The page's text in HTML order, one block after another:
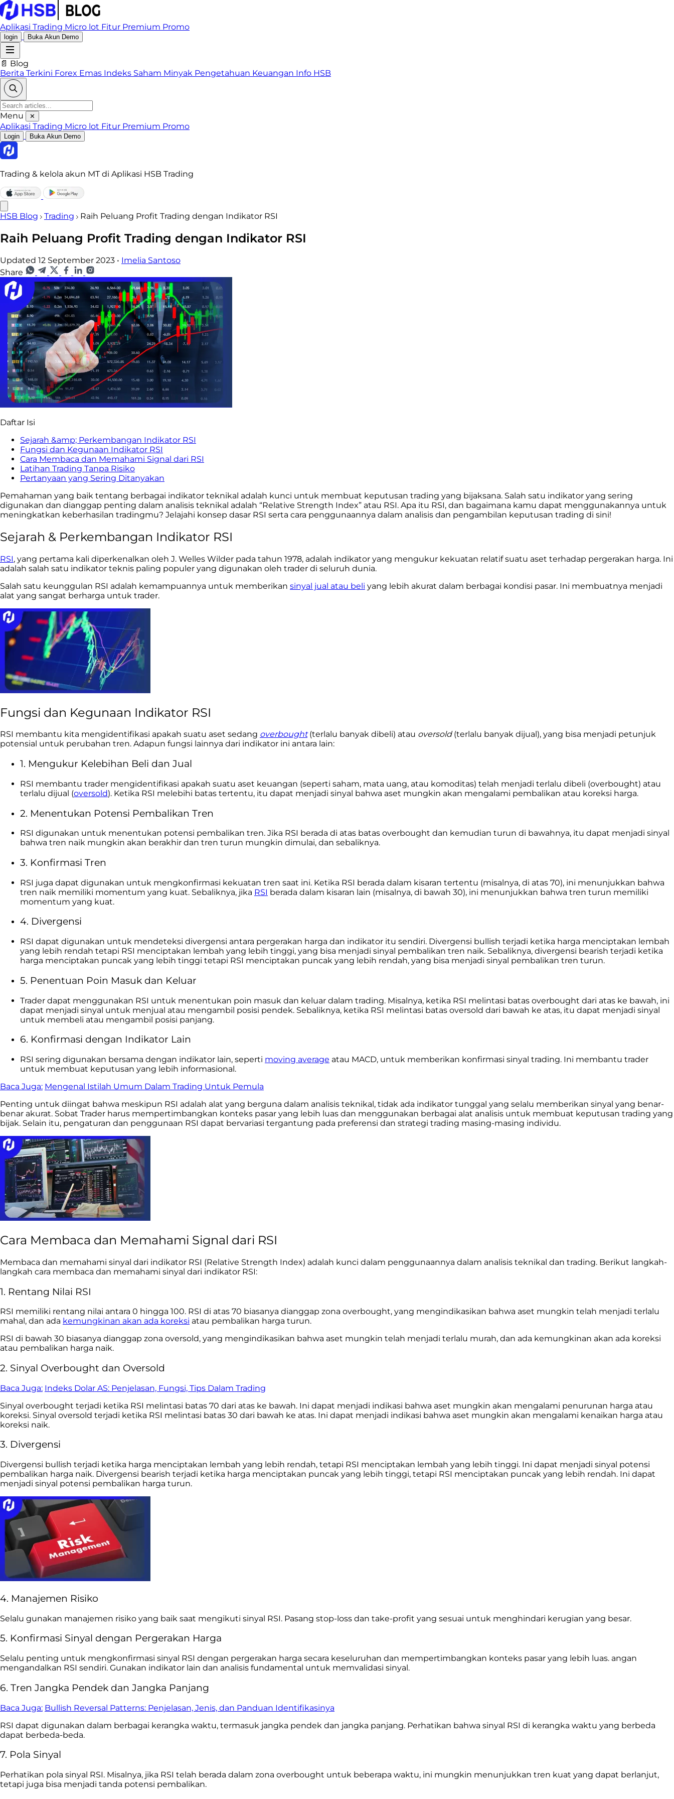
Aplikasi Trading Micro lot Fitur Premium Promo
login Buka Akun Demo
📄 Blog
Berita Terkini Forex Emas Indeks Saham Minyak Pengetahuan Keuangan Info HSB
Menu ✕
Aplikasi Trading Micro lot Fitur Premium Promo
Login Buka Akun Demo
Trading & kelola akun MT di Aplikasi HSB Trading
HSB Blog Trading Raih Peluang Profit Trading dengan Indikator RSI
Raih Peluang Profit Trading dengan Indikator RSI
Updated 12 September 2023 • Imelia Santoso
Share
Daftar Isi
Sejarah &amp; Perkembangan Indikator RSI
Fungsi dan Kegunaan Indikator RSI
Cara Membaca dan Memahami Signal dari RSI
Latihan Trading Tanpa Risiko
Pertanyaan yang Sering Ditanyakan
Pemahaman yang baik tentang berbagai indikator teknikal adalah kunci untuk membuat keputusan trading yang bijaksana. Salah satu indikator yang sering
digunakan dan dianggap penting dalam analisis teknikal adalah “Relative Strength Index” atau RSI. Apa itu RSI, dan bagaimana kamu dapat menggunakannya untuk
meningkatkan keberhasilan tradingmu? Jelajahi konsep dasar RSI serta cara penggunaannya dalam analisis dan pengambilan keputusan trading di sini!
Sejarah & Perkembangan Indikator RSI
RSI, yang pertama kali diperkenalkan oleh J. Welles Wilder pada tahun 1978, adalah indikator yang mengukur kekuatan relatif suatu aset terhadap pergerakan harga. Ini
adalah salah satu indikator teknis paling populer yang digunakan oleh trader di seluruh dunia.
Salah satu keunggulan RSI adalah kemampuannya untuk memberikan sinyal jual atau beli yang lebih akurat dalam berbagai kondisi pasar. Ini membuatnya menjadi
alat yang sangat berharga untuk trader.
Fungsi dan Kegunaan Indikator RSI
RSI membantu kita mengidentifikasi apakah suatu aset sedang overbought(terlalu banyak dibeli) atau oversold(terlalu banyak dijual), yang bisa menjadi petunjuk
potensial untuk perubahan tren. Adapun fungsi lainnya dari indikator ini antara lain:
1. Mengukur Kelebihan Beli dan Jual
RSI membantu trader mengidentifikasi apakah suatu aset keuangan (seperti saham, mata uang, atau komoditas) telah menjadi terlalu dibeli (overbought) atau
terlalu dijual (oversold). Ketika RSI melebihi batas tertentu, itu dapat menjadi sinyal bahwa aset mungkin akan mengalami pembalikan atau koreksi harga.
2. Menentukan Potensi Pembalikan Tren
RSI digunakan untuk menentukan potensi pembalikan tren. Jika RSI berada di atas batas overbought dan kemudian turun di bawahnya, itu dapat menjadi sinyal
bahwa tren naik mungkin akan berakhir dan tren turun mungkin dimulai, dan sebaliknya.
3. Konfirmasi Tren
RSI juga dapat digunakan untuk mengkonfirmasi kekuatan tren saat ini. Ketika RSI berada dalam kisaran tertentu (misalnya, di atas 70), ini menunjukkan bahwa
tren naik memiliki momentum yang kuat. Sebaliknya, jika RSI berada dalam kisaran lain (misalnya, di bawah 30), ini menunjukkan bahwa tren turun memiliki
momentum yang kuat.
4. Divergensi
RSI dapat digunakan untuk mendeteksi divergensi antara pergerakan harga dan indikator itu sendiri. Divergensi bullish terjadi ketika harga menciptakan lembah
yang lebih rendah tetapi RSI menciptakan lembah yang lebih tinggi, yang bisa menjadi sinyal pembalikan tren naik. Sebaliknya, divergensi bearish terjadi ketika
harga menciptakan puncak yang lebih tinggi tetapi RSI menciptakan puncak yang lebih rendah, yang bisa menjadi sinyal pembalikan tren turun.
5. Penentuan Poin Masuk dan Keluar
Trader dapat menggunakan RSI untuk menentukan poin masuk dan keluar dalam trading. Misalnya, ketika RSI melintasi batas overbought dari atas ke bawah, ini
dapat menjadi sinyal untuk menjual atau mengambil posisi pendek. Sebaliknya, ketika RSI melintasi batas oversold dari bawah ke atas, itu dapat menjadi sinyal
untuk membeli atau mengambil posisi panjang.
6. Konfirmasi dengan Indikator Lain
RSI sering digunakan bersama dengan indikator lain, seperti moving average atau MACD, untuk memberikan konfirmasi sinyal trading. Ini membantu trader
untuk membuat keputusan yang lebih informasional.
Baca Juga: Mengenal Istilah Umum Dalam Trading Untuk Pemula
Penting untuk diingat bahwa meskipun RSI adalah alat yang berguna dalam analisis teknikal, tidak ada indikator tunggal yang selalu memberikan sinyal yang benar-
benar akurat. Sobat Trader harus mempertimbangkan konteks pasar yang lebih luas dan menggunakan berbagai alat analisis untuk membuat keputusan trading yang
bijak. Selain itu, pengaturan dan penggunaan RSI dapat bervariasi tergantung pada preferensi dan strategi trading masing-masing individu.
Cara Membaca dan Memahami Signal dari RSI
Membaca dan memahami sinyal dari indikator RSI (Relative Strength Index) adalah kunci dalam penggunaannya dalam analisis teknikal dan trading. Berikut langkah-
langkah cara membaca dan memahami sinyal dari indikator RSI:
1. Rentang Nilai RSI
RSI memiliki rentang nilai antara 0 hingga 100. RSI di atas 70 biasanya dianggap zona overbought, yang mengindikasikan bahwa aset mungkin telah menjadi terlalu
mahal, dan ada kemungkinan akan ada koreksi atau pembalikan harga turun.
RSI di bawah 30 biasanya dianggap zona oversold, yang mengindikasikan bahwa aset mungkin telah menjadi terlalu murah, dan ada kemungkinan akan ada koreksi
atau pembalikan harga naik.
2. Sinyal Overbought dan Oversold
Baca Juga: Indeks Dolar AS: Penjelasan, Fungsi, Tips Dalam Trading
Sinyal overbought terjadi ketika RSI melintasi batas 70 dari atas ke bawah. Ini dapat menjadi indikasi bahwa aset mungkin akan mengalami penurunan harga atau
koreksi. Sinyal oversold terjadi ketika RSI melintasi batas 30 dari bawah ke atas. Ini dapat menjadi indikasi bahwa aset mungkin akan mengalami kenaikan harga atau
koreksi naik.
3. Divergensi
Divergensi bullish terjadi ketika harga menciptakan lembah yang lebih rendah, tetapi RSI menciptakan lembah yang lebih tinggi. Ini dapat menjadi sinyal potensi
pembalikan harga naik. Divergensi bearish terjadi ketika harga menciptakan puncak yang lebih tinggi, tetapi RSI menciptakan puncak yang lebih rendah. Ini dapat
menjadi sinyal potensi pembalikan harga turun.
4. Manajemen Risiko
Selalu gunakan manajemen risiko yang baik saat mengikuti sinyal RSI. Pasang stop-loss dan take-profit yang sesuai untuk menghindari kerugian yang besar.
5. Konfirmasi Sinyal dengan Pergerakan Harga
Selalu penting untuk mengkonfirmasi sinyal RSI dengan pergerakan harga secara keseluruhan dan mempertimbangkan konteks pasar yang lebih luas. angan
mengandalkan RSI sendiri. Gunakan indikator lain dan analisis fundamental untuk memvalidasi sinyal.
6. Tren Jangka Pendek dan Jangka Panjang
Baca Juga: Bullish Reversal Patterns: Penjelasan, Jenis, dan Panduan Identifikasinya
RSI dapat digunakan dalam berbagai kerangka waktu, termasuk jangka pendek dan jangka panjang. Perhatikan bahwa sinyal RSI di kerangka waktu yang berbeda
dapat berbeda-beda.
7. Pola Sinyal
Perhatikan pola sinyal RSI. Misalnya, jika RSI telah berada dalam zona overbought untuk beberapa waktu, ini mungkin menunjukkan tren kuat yang dapat berlanjut,
tetapi juga bisa menjadi tanda potensi pembalikan.